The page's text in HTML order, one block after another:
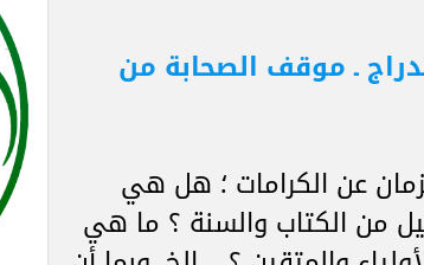
ـ موقف الصحابة من
عن الكرامات ؛ هل هي
من الكتاب والسنة ؟ ما هي